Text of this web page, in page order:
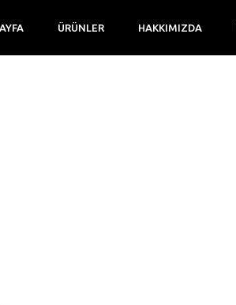
ÜRÜNLER HAKKIMIZDA